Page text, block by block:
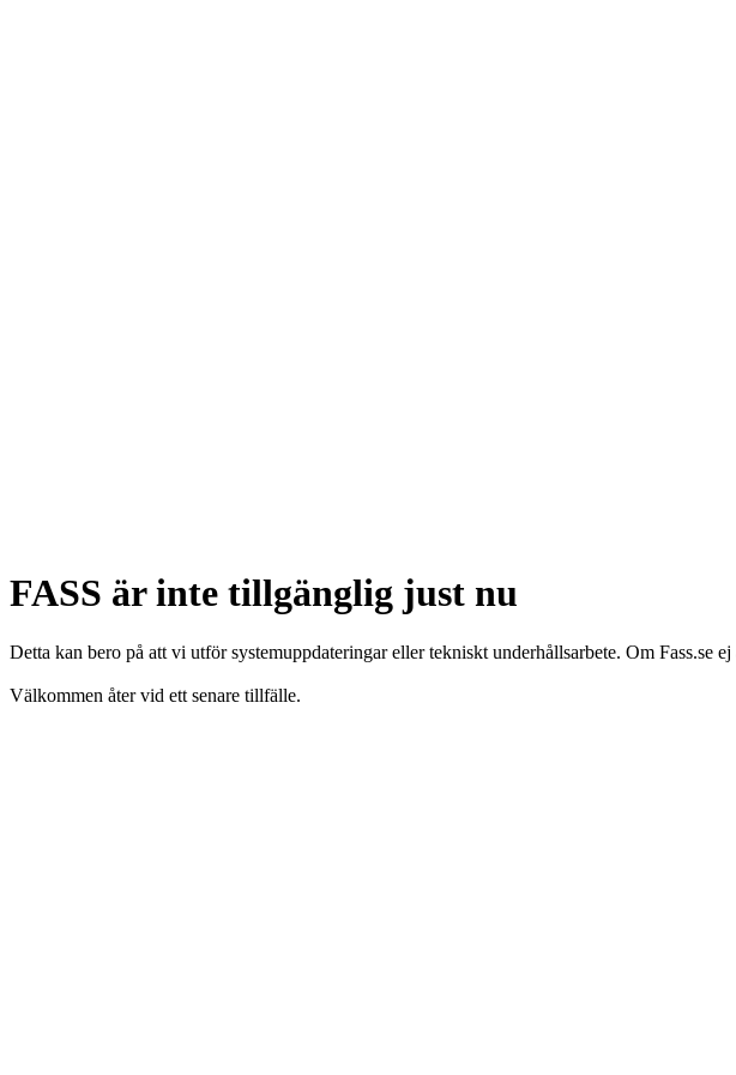
FASS är inte tillgänglig just nu
Detta kan bero på att vi utför systemuppdateringar eller tekniskt underhållsarbete. Om Fass.se
Välkommen åter vid ett senare tillfälle.